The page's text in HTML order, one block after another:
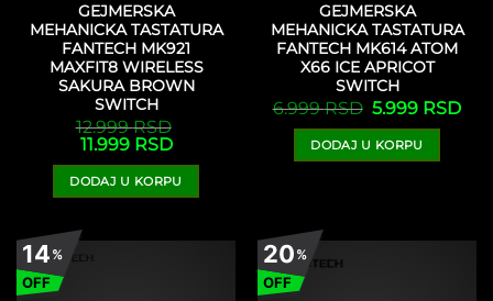
GEJMERSKA
MEHANICKA TASTATURA
FANTECH MK921
MAXFIT8 WIRELESS
SAKURA BROWN
SWITCH
12.999RSD
Originalna
cena
je
bila:
12.999 RSD.
11.999 RSDTrenutna
cena
je:
11.999 RSD.
DODAJ U KORPU
GEJMERSKA
MEHANICKA TASTATURA
FANTECH MK614 ATOM
X66 ICE APRICOT
SWITCH
6.999RSD Originalna
cena
je
bila:
6.999 RSD.
5.999 RSD
DODAJ U KORPU
14%
OFF
20%
OFF